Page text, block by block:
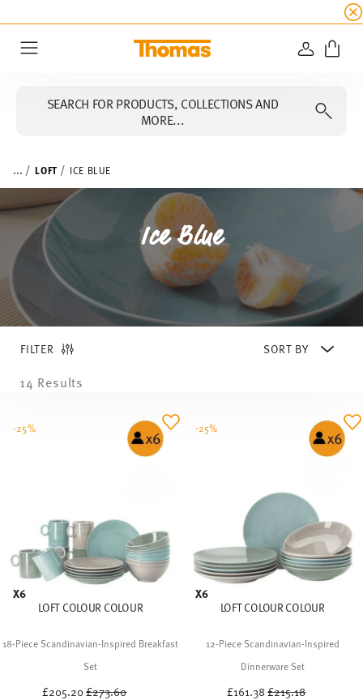
all
LOGIN
SEARCH FOR PRODUCTS, COLLECTIONS AND
MORE...
... LOFT ICE BLUE
Ice Blue
FILTER
14 Results
X6
LOFT COLOUR COLOUR
18-Piece Scandinavian-Inspired Breakfast
Set
£205.20Price reduced from
£273.60
-25%
X6
LOFT COLOUR COLOUR
12-Piece Scandinavian-Inspired
Dinnerware Set
£161.38Price reduced from
£215.18
-25%